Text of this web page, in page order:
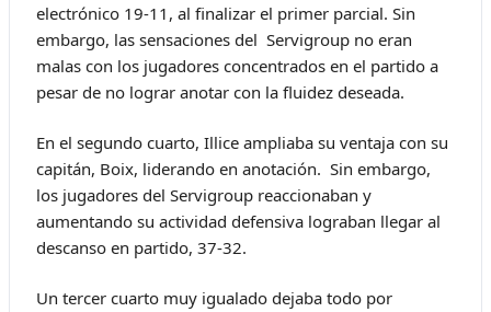
electrónico 19-11, al finalizar el primer parcial. Sin
embargo, las sensaciones del Servigroup no eran
malas con los jugadores concentrados en el partido a
pesar de no lograr anotar con la fluidez deseada.
En el segundo cuarto, Illice ampliaba su ventaja con su
capitán, Boix, liderando en anotación. Sin embargo,
los jugadores del Servigroup reaccionaban y
aumentando su actividad defensiva lograban llegar al
descanso en partido, 37-32.
Un tercer cuarto muy igualado dejaba todo por